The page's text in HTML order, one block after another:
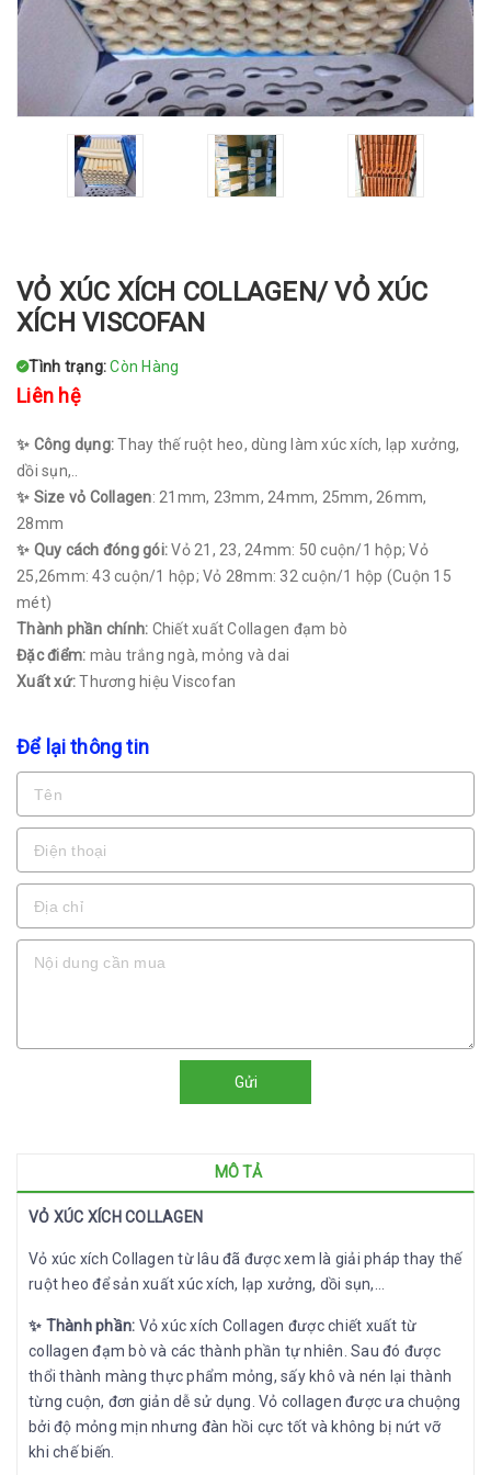
VỎ XÚC XÍCH COLLAGEN/ VỎ XÚC
XÍCH VISCOFAN
Tình trạng:Còn Hàng
Liên hệ
✨ Công dụng:Thay thế ruột heo, dùng làm xúc xích, lạp xưởng,
dồi sụn,..
✨ Size vỏ Collagen: 21mm, 23mm, 24mm, 25mm, 26mm,
28mm
✨ Quy cách đóng gói:Vỏ 21, 23, 24mm: 50 cuộn/1 hộp; Vỏ
25,26mm: 43 cuộn/1 hộp; Vỏ 28mm: 32 cuộn/1 hộp (Cuộn 15
mét)
Thành phần chính: Chiết xuất Collagen đạm bò
Đặc điểm: màu trắng ngà, mỏng và dai
Xuất xứ:Thương hiệu Viscofan
Để lại thông tin
Gửi
MÔ TẢ
VỎ XÚC XÍCH COLLAGEN
Vỏ xúc xích Collagen từ lâu đã được xem là giải pháp thay thế
ruột heo để sản xuất xúc xích, lạp xưởng, dồi sụn,…
✨ Thành phần: Vỏ xúc xích Collagen được chiết xuất từ
collagen đạm bò và các thành phần tự nhiên. Sau đó được
thổi thành màng thực phẩm mỏng, sấy khô và nén lại thành
từng cuộn, đơn giản dễ sử dụng. Vỏ collagen được ưa chuộng
bởi độ mỏng mịn nhưng đàn hồi cực tốt và không bị nứt vỡ
khi chế biến.